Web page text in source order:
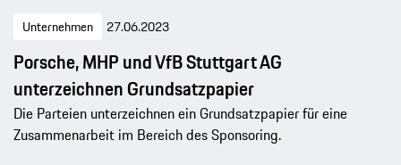
Unternehmen 27.06.2023
Porsche, MHP und VfB Stuttgart AG
unterzeichnen Grundsatzpapier
Die Parteien unterzeichnen ein Grundsatzpapier für eine
Zusammenarbeit im Bereich des Sponsoring.